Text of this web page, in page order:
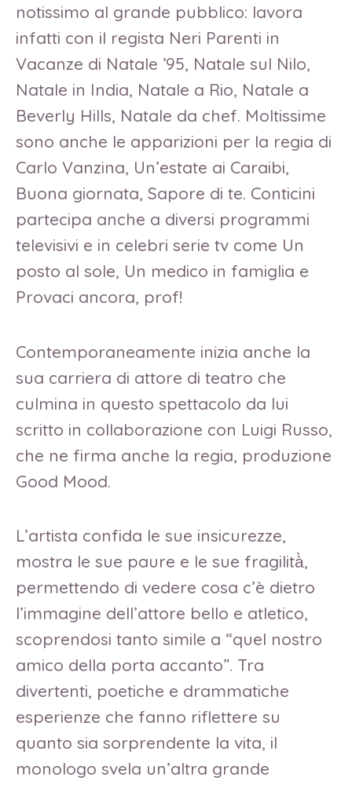
notissimo al grande pubblico: lavora
infatti con il regista Neri Parenti in
Vacanze di Natale ’95, Natale sul Nilo,
Natale in India, Natale a Rio, Natale a
Beverly Hills, Natale da chef. Moltissime
sono anche le apparizioni per la regia di
Carlo Vanzina, Un’estate ai Caraibi,
Buona giornata, Sapore di te. Conticini
partecipa anche a diversi programmi
televisivi e in celebri serie tv come Un
posto al sole, Un medico in famiglia e
Provaci ancora, prof!
Contemporaneamente inizia anche la
sua carriera di attore di teatro che
culmina in questo spettacolo da lui
scritto in collaborazione con Luigi Russo,
che ne firma anche la regia, produzione
Good Mood.
L’artista confida le sue insicurezze,
mostra le sue paure e le sue fragilità̀,
permettendo di vedere cosa c’è dietro
l’immagine dell’attore bello e atletico,
scoprendosi tanto simile a “quel nostro
amico della porta accanto”. Tra
divertenti, poetiche e drammatiche
esperienze che fanno riflettere su
quanto sia sorprendente la vita, il
monologo svela un’altra grande